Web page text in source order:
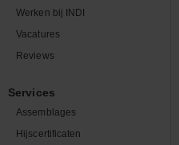
Werken bij INDI
Vacatures
Reviews
Services
Assemblages
Hijscertificaten